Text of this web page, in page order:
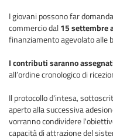
I giovani possono far
commercio dal15 settembre
finanziamento agevolato alle
I contributi saranno
all’ordine cronologico di
Il protocollo d'intesa,
aperto alla successiva
vorranno condividere
capacità di attrazione del